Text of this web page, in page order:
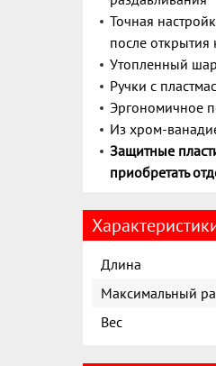
Точная
после
Утопленный
Ручки с
Эргономичное
Из хром-
Защитные
приобретать
Длина
Максимальный
Вес